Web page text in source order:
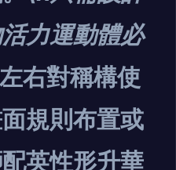
力運動體必
右對稱構使
規則布置或
英性形升華